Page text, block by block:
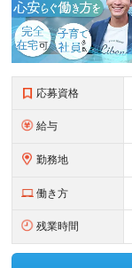
応募資格
給与
勤務地
働き方
残業時間